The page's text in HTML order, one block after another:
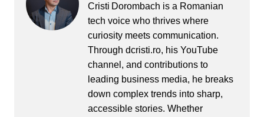
Cristi Dorombach is a Romanian
tech voice who thrives where
curiosity meets communication.
Through dcristi.ro, his YouTube
channel, and contributions to
leading business media, he breaks
down complex trends into sharp,
accessible stories. Whether